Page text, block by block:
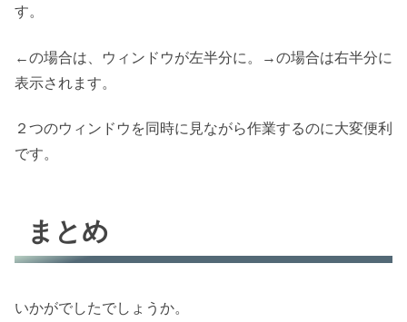
す。
←の場合は、ウィンドウが左半分に。 →の場合は右半分に
表示されます。
２つのウィンドウを同時に見ながら作業するのに大変便利
です。
まとめ
いかがでしたでしょうか。